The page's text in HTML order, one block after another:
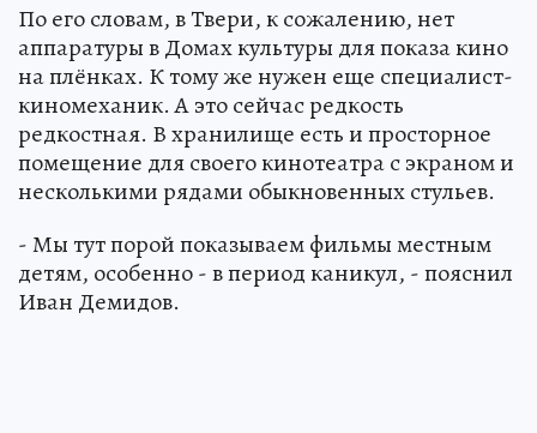
По его словам, в Твери, к сожалению, нет
аппаратуры в Домах культуры для показа кино
на плёнках. К тому же нужен еще специалист-
киномеханик. А это сейчас редкость
редкостная. В хранилище есть и просторное
помещение для своего кинотеатра с экраном и
несколькими рядами обыкновенных стульев.
- Мы тут порой показываем фильмы местным
детям, особенно - в период каникул, - пояснил
Иван Демидов.